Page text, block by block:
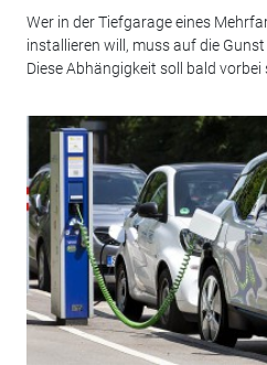
Wer in der Tiefgarage eines
installieren will, muss auf die
Diese Abhängigkeit soll bald vorbei